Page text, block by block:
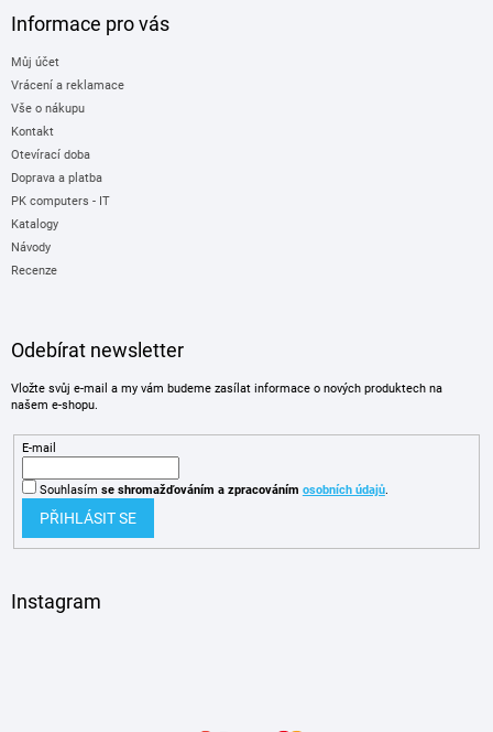
Informace pro vás
Můj účet
Vrácení a reklamace
Vše o nákupu
Kontakt
Otevírací doba
Doprava a platba
PK computers - IT
Katalogy
Návody
Recenze
Odebírat newsletter
Vložte svůj e-mail a my vám budeme zasílat informace o nových produktech na
našem e-shopu.
E-mail
Souhlasím se shromažďováním a zpracováním osobních údajů.
PŘIHLÁSIT SE
Instagram